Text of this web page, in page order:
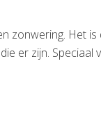
zonwering. Het
er zijn. Speciaal